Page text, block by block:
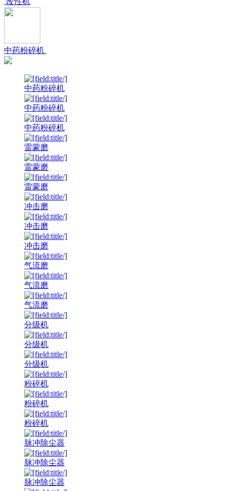
中药粉碎机
中药粉碎机
中药粉碎机
中药粉碎机
雷蒙磨
雷蒙磨
雷蒙磨
冲击磨
冲击磨
冲击磨
气流磨
气流磨
气流磨
分级机
分级机
分级机
粉碎机
粉碎机
粉碎机
脉冲除尘器
脉冲除尘器
脉冲除尘器